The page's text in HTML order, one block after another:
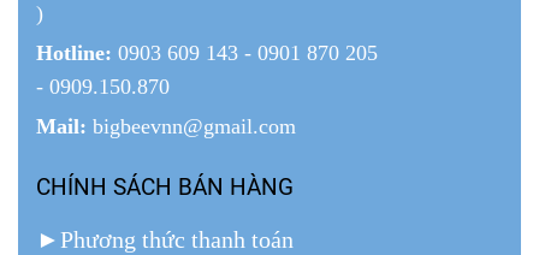
)
Hotline: 0903 609 143 - 0901 870 205
- 0909.150.870
Mail: bigbeevnn@gmail.com
CHÍNH SÁCH BÁN HÀNG
►Phương thức thanh toán